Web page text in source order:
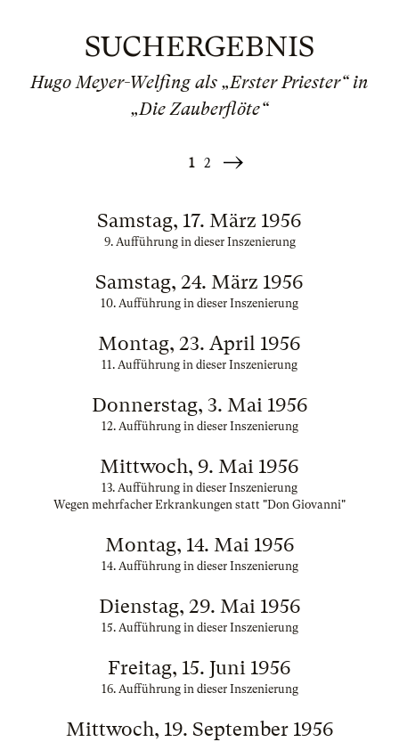
SUCHERGEBNIS
Hugo Meyer-Welfing als „Erster Priester“ in
„Die Zauberflöte“
1 2
Weiter
Samstag, 17. März 1956
9. Aufführung in dieser Inszenierung
Samstag, 24. März 1956
10. Aufführung in dieser Inszenierung
Montag, 23. April 1956
11. Aufführung in dieser Inszenierung
Donnerstag, 3. Mai 1956
12. Aufführung in dieser Inszenierung
Mittwoch, 9. Mai 1956
13. Aufführung in dieser Inszenierung
Wegen mehrfacher Erkrankungen statt "Don Giovanni"
Montag, 14. Mai 1956
14. Aufführung in dieser Inszenierung
Dienstag, 29. Mai 1956
15. Aufführung in dieser Inszenierung
Freitag, 15. Juni 1956
16. Aufführung in dieser Inszenierung
Mittwoch, 19. September 1956